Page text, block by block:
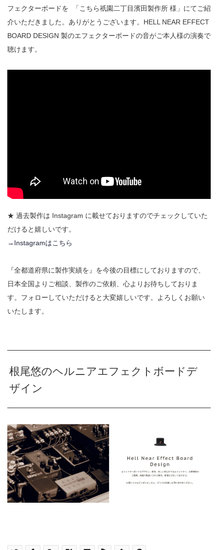
フェクターボードを
「こちら祇園二丁目濱田製作所 様」にてご紹
介いただきました。ありがとうございます。HELL NEAR EFFECT
BOARD DESIGN 製のエフェクターボードの音がご本人様の演奏で
聴けます。
★ 過去製作は Instagram に載せておりますのでチェックしていた
だけると嬉しいです。
→Instagramはこちら
『全都道府県に製作実績を』を今後の目標にしておりますので、
日本全国よりご相談、製作のご依頼、心よりお待ちしておりま
す。フォローしていただけると大変嬉しいです。よろしくお願い
いたします。
根尾悠のヘルニアエフェクトボードデ
ザイン